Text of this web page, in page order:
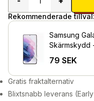
Rekommenderade
Samsung
Skärmskydd
79 SEK
Gratis fraktalternativ
Blixtsnabb leverans